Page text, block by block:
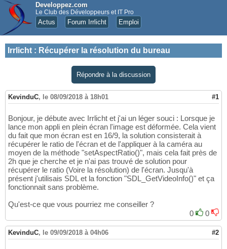
Developpez.com
Le Club des Développeurs et IT Pro
Actus Forum Irrlicht Emploi
Irrlicht : Récupérer la résolution du bureau
Répondre à la discussion
KevinduC, le 08/09/2018 à 18h01 #1
Bonjour, je débute avec Irrlicht et j'ai un léger souci : Lorsque je
lance mon appli en plein écran l'image est déformée. Cela vient
du fait que mon écran est en 16/9, la solution consisterait à
récupérer le ratio de l'écran et de l'appliquer à la caméra au
moyen de la méthode "setAspectRatio()", mais cela fait près de
2h que je cherche et je n'ai pas trouvé de solution pour
récupérer le ratio (Voire la résolution) de l'écran. Jusqu'à
présent j'utilisais SDL et la fonction "SDL_GetVideoInfo()" et ça
fonctionnait sans problème.
Qu'est-ce que vous pourriez me conseiller ?
0
0
KevinduC, le 09/09/2018 à 04h06 #2